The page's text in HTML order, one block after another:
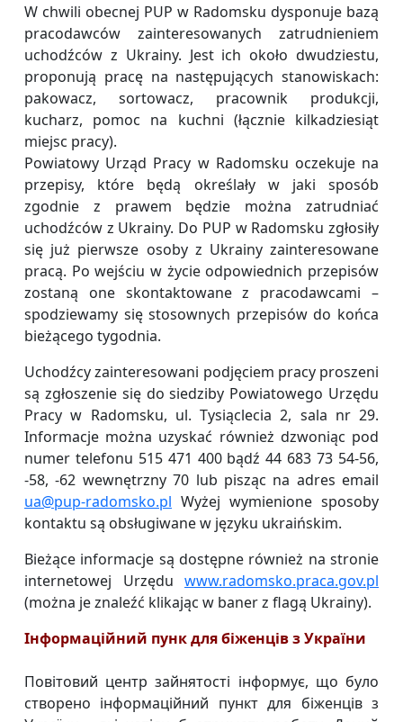
W chwili obecnej PUP w Radomsku dysponuje bazą
pracodawców zainteresowanych zatrudnieniem
uchodźców z Ukrainy. Jest ich około dwudziestu,
proponują pracę na następujących stanowiskach:
pakowacz, sortowacz, pracownik produkcji,
kucharz, pomoc na kuchni (łącznie kilkadziesiąt
miejsc pracy).
Powiatowy Urząd Pracy w Radomsku oczekuje na
przepisy, które będą określały w jaki sposób
zgodnie z prawem będzie można zatrudniać
uchodźców z Ukrainy. Do PUP w Radomsku zgłosiły
się już pierwsze osoby z Ukrainy zainteresowane
pracą. Po wejściu w życie odpowiednich przepisów
zostaną one skontaktowane z pracodawcami –
spodziewamy się stosownych przepisów do końca
bieżącego tygodnia.
Uchodźcy zainteresowani podjęciem pracy proszeni
są zgłoszenie się do siedziby Powiatowego Urzędu
Pracy w Radomsku, ul. Tysiąclecia 2, sala nr 29.
Informacje można uzyskać również dzwoniąc pod
numer telefonu 515 471 400 bądź 44 683 73 54-56,
-58, -62 wewnętrzny 70 lub pisząc na adres email
ua@pup-radomsko.pl Wyżej wymienione sposoby
kontaktu są obsługiwane w języku ukraińskim.
Bieżące informacje są dostępne również na stronie
internetowej Urzędu www.radomsko.praca.gov.pl
(można je znaleźć klikając w baner z flagą Ukrainy).
Інформаційний пунк для біженців з України
Повітовий центр зайнятості інформує, що було
створено інформаційний пункт для біженців з